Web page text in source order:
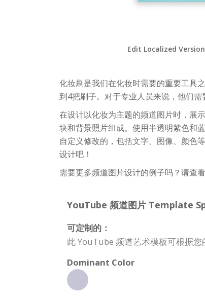
Edit Localized
化妆刷是我们在化妆时需要的重要工具
到4把刷子。对于专业人员来说，他们需
在设计以化妆为主题的频道图片时，展
块和背景照片组成。使用半透明紫色和
自定义修改的，包括文字、图像、颜色
设计吧！
需要更多频道图片设计的例子吗？请查
YouTube 频道图片 Template
可定制的：
此 YouTube 频道艺术模板可根据
Dominant Color